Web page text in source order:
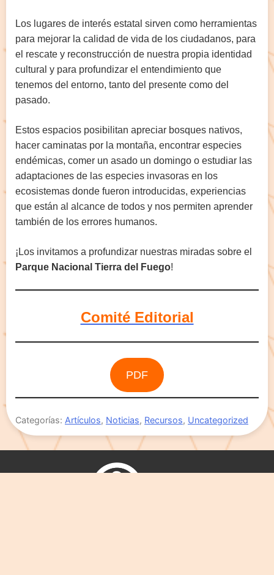
Los lugares de interés estatal sirven como herramientas
para mejorar la calidad de vida de los ciudadanos, para
el rescate y reconstrucción de nuestra propia identidad
cultural y para profundizar el entendimiento que
tenemos del entorno, tanto del presente como del
pasado.
Estos espacios posibilitan apreciar bosques nativos,
hacer caminatas por la montaña, encontrar especies
endémicas, comer un asado un domingo o estudiar las
adaptaciones de las especies invasoras en los
ecosistemas donde fueron introducidas, experiencias
que están al alcance de todos y nos permiten aprender
también de los errores humanos.
¡Los invitamos a profundizar nuestras miradas sobre el
Parque Nacional Tierra del Fuego!
Comité Editorial
PDF
Categorías: Artículos, Noticias, Recursos, Uncategorized